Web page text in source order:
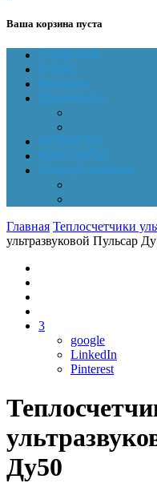
Ваша корзина пуста
ГЛАВНАЯ
О НАС
Магазин
Документы
НОВОСТИ
КОНТАКТЫ
Личный кабинет
Главная Теплосчетчики
ультразвуковой Пульсар
3
google
LinkedIn
Pinterest
Ду50